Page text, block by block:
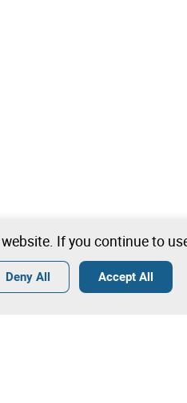
If you continue to
Deny All Accept All